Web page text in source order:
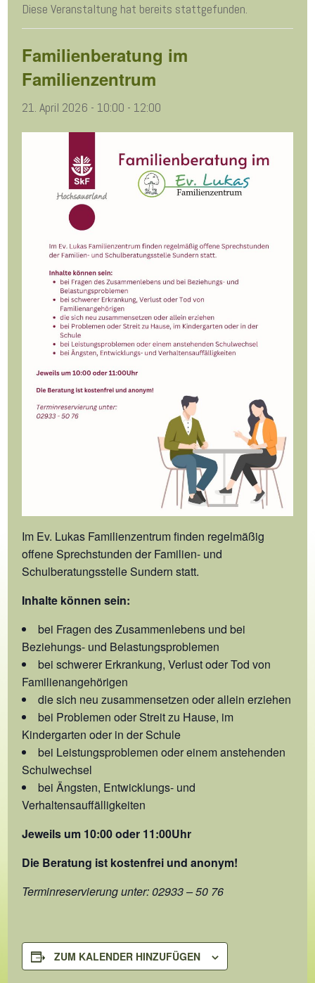
Diese Veranstaltung hat bereits stattgefunden.
Familienberatung im
Familienzentrum
21. April 2026 - 10:00 - 12:00
Im Ev. Lukas Familienzentrum finden regelmäßig
offene Sprechstunden der Familien- und
Schulberatungsstelle Sundern statt.
Inhalte können sein:
bei Fragen des Zusammenlebens und bei
Beziehungs- und Belastungsproblemen
bei schwerer Erkrankung, Verlust oder Tod von
Familienangehörigen
die sich neu zusammensetzen oder allein erziehen
bei Problemen oder Streit zu Hause, im
Kindergarten oder in der Schule
bei Leistungsproblemen oder einem anstehenden
Schulwechsel
bei Ängsten, Entwicklungs- und
Verhaltensauffälligkeiten
Jeweils um 10:00 oder 11:00Uhr
Die Beratung ist kostenfrei und anonym!
Terminreservierung unter: 02933 – 50 76
ZUM KALENDER HINZUFÜGEN